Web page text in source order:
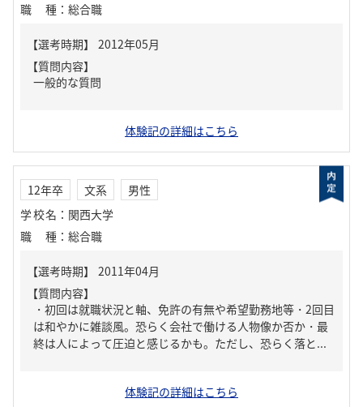
職種 ： 総合職
【質問内容】
一般的な質問
体験記の詳細はこちら
12年卒 文系
男性
学校名 ： 関西大学
職種 ： 総合職
【質問内容】
・初回は就職状況と軸、免許の有無や希望勤務地等・2回目
は和やかに雑談風。恐らく会社で働ける人物像か否か・最
終は人によって圧迫と感じるかも。ただし、恐らく落と...
体験記の詳細はこちら